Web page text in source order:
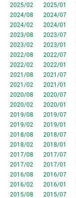
2025/02
2025/01
2024/08
2024/07
2024/02
2024/01
2023/08
2023/07
2023/02
2023/01
2022/08
2022/07
2022/02
2022/01
2021/08
2021/07
2021/02
2021/01
2020/08
2020/07
2020/02
2020/01
2019/08
2019/07
2019/02
2019/01
2018/08
2018/07
2018/02
2018/01
2017/08
2017/07
2017/02
2017/01
2016/08
2016/07
2016/02
2016/01
2015/08
2015/07